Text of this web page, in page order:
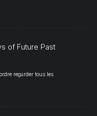
of Future Past
regarder tous les